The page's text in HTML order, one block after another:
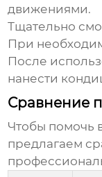
движениями.
Тщательно
При
После
нанести
Сравнение
Чтобы помочь
предлагаем